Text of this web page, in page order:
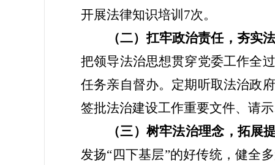
开展法律知识培训 7次。
（二）扛牢政治责任，夯实
把领导法治思想贯穿党委工作全
任务亲自督办。 定期听取法治政
签批法治建设工作重要文件、请
（三）树牢法治理念，拓展
发扬“四下基层”的好传统，健全